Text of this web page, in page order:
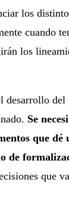
los
cuando
los
desarrollo del
Se
que dé
de
que